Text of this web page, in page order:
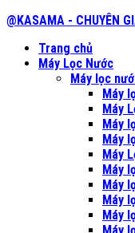
@KASAMA - CHUYÊN
Trang chủ
Máy Lọc Nước
Máy lọc
Máy
Máy
Máy
Máy
Máy
Máy
Máy
Máy
Máy